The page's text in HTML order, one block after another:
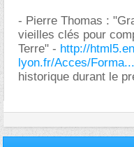
- Pierre Thomas :
vieilles clés pour
Terre" - http://
lyon.fr/Acces/
historique durant le